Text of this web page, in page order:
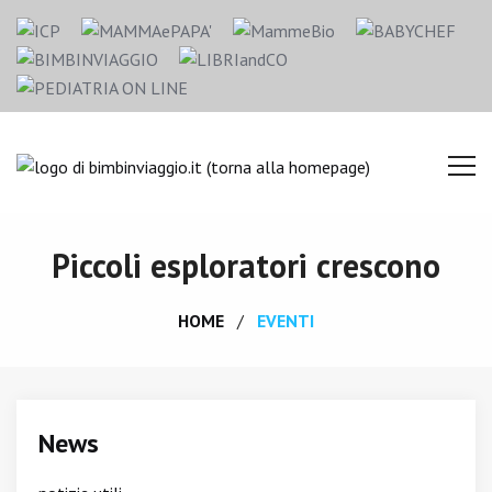
Piccoli esploratori crescono
HOME EVENTI
News